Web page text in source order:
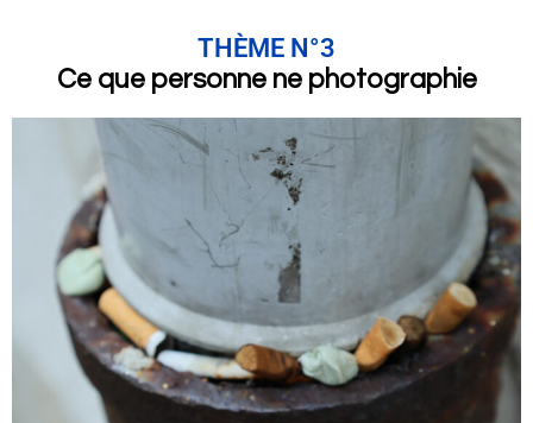
THÈME N°3
Ce que personne ne photographie